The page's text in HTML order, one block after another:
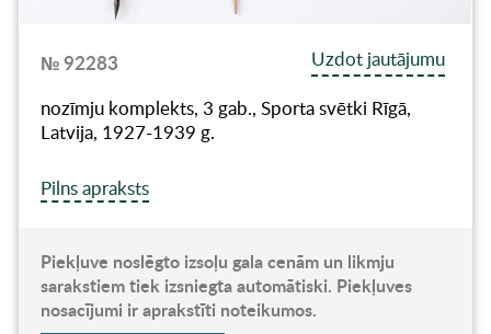
№ 92283
Uzdot jautājumu
nozīmju komplekts, 3 gab., Sporta svētki Rīgā,
Latvija, 1927-1939 g.
Pilns apraksts
Piekļuve noslēgto izsoļu gala cenām un likmju
sarakstiem tiek izsniegta automātiski. Piekļuves
nosacījumi ir aprakstīti noteikumos.